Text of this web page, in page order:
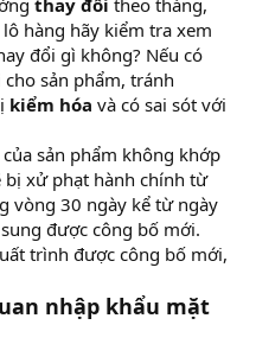
thay đổi theo tháng,
hàng hãy kiểm tra xem
đổi gì không? Nếu có
cho sản phẩm, tránh
kiểm hóa và có sai sót với
sản phẩm không khớp
bị xử phạt hành chính từ
vòng 30 ngày kể từ ngày
được công bố mới.
trình được công bố mới,
nhập khẩu mặt